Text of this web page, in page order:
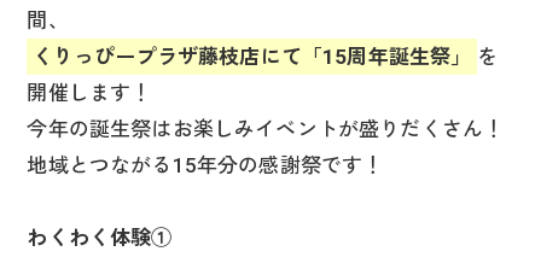
間、
くりっぴープラザ藤枝店にて「15周年誕生祭」
を
開催します！
今年の誕生祭はお楽しみイベントが盛りだくさん！
地域とつながる15年分の感謝祭です！
わくわく体験①